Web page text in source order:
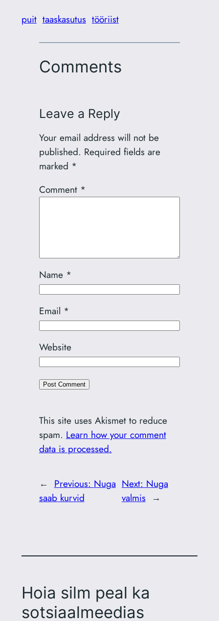
puit taaskasutus tööriist
Comments
Leave a Reply
Your email address will not be
published. Required fields are
marked *
Comment *
Name *
Email *
Website
This site uses Akismet to reduce
spam. Learn how your comment
data is processed.
← Previous: Nuga
saab kurvid
Next: Nuga
valmis →
Hoia silm peal ka
sotsiaalmeedias